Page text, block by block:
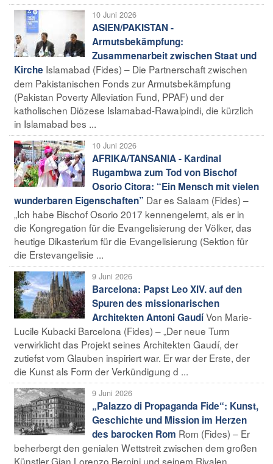
10 Juni 2026
ASIEN/PAKISTAN -
Armutsbekämpfung:
Zusammenarbeit zwischen Staat und
Kirche Islamabad (Fides) – Die Partnerschaft zwischen
dem Pakistanischen Fonds zur Armutsbekämpfung
(Pakistan Poverty Alleviation Fund, PPAF) und der
katholischen Diözese Islamabad-Rawalpindi, die kürzlich
in Islamabad bes ...
10 Juni 2026
AFRIKA/TANSANIA - Kardinal
Rugambwa zum Tod von Bischof
Osorio Citora: “Ein Mensch mit vielen
wunderbaren Eigenschaften” Dar es Salaam (Fides) –
„Ich habe Bischof Osorio 2017 kennengelernt, als er in
die Kongregation für die Evangelisierung der Völker, das
heutige Dikasterium für die Evangelisierung (Sektion für
die Erstevangelisie ...
9 Juni 2026
Barcelona: Papst Leo XIV. auf den
Spuren des missionarischen
Architekten Antoni GaudíVon Marie-
Lucile Kubacki Barcelona (Fides) – „Der neue Turm
verwirklicht das Projekt seines Architekten Gaudí, der
zutiefst vom Glauben inspiriert war. Er war der Erste, der
die Kunst als Form der Verkündigung d ...
9 Juni 2026
„Palazzo di Propaganda Fide“: Kunst,
Geschichte und Mission im Herzen
des barocken Rom Rom (Fides) – Er
beherbergt den genialen Wettstreit zwischen dem großen
Künstler Gian Lorenzo Bernini und seinem Rivalen